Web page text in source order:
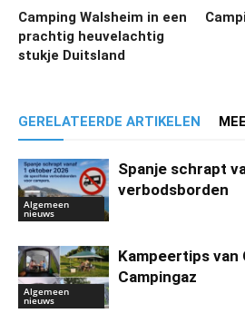
Camping Walsheim in een
prachtig heuvelachtig
stukje Duitsland
GERELATEERDE ARTIKELEN
Algemeen
nieuws
Spanje schrapt
verbodsborden
Algemeen
nieuws
Kampeertips van
Campingaz